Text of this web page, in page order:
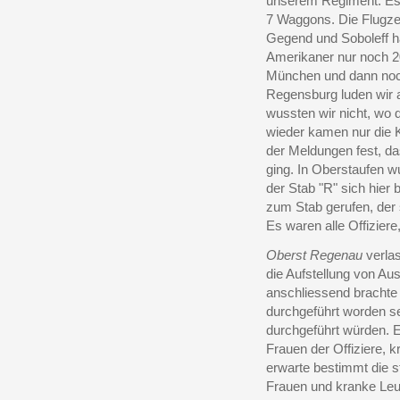
7 Waggons. Die
Gegend und Soboleff
Amerikaner nur noch
München und dann
Regensburg luden wir
wussten wir nicht, wo
wieder kamen nur die
der Meldungen fest,
ging. In Oberstaufen
der Stab "R" sich hier
zum Stab gerufen,
Es waren alle
Oberst Regenau
die Aufstellung von
anschliessend
durchgeführt worden
durchgeführt würden.
Frauen der Offiziere,
erwarte bestimmt die
Frauen und kranke